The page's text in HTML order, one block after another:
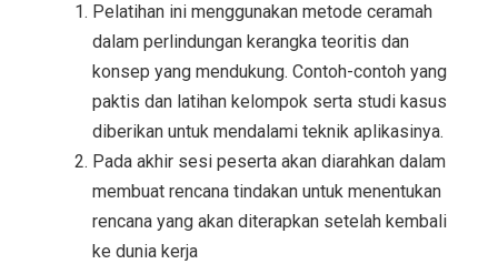
Pelatihan ini menggunakan metode ceramah
dalam perlindungan kerangka teoritis dan
konsep yang mendukung. Contoh-contoh yang
paktis dan latihan kelompok serta studi kasus
diberikan untuk mendalami teknik aplikasinya.
Pada akhir sesi peserta akan diarahkan dalam
membuat rencana tindakan untuk menentukan
rencana yang akan diterapkan setelah kembali
ke dunia kerja